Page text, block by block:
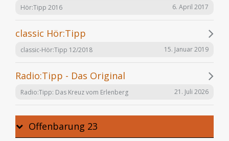
Hör:Tipp 2016 6. April 2017
classic Hör:Tipp
classic-Hör:Tipp 12/2018 15. Januar 2019
Radio:Tipp - Das Original
Radio:Tipp: Das Kreuz vom Erlenberg 21. Juli 2026
Offenbarung 23